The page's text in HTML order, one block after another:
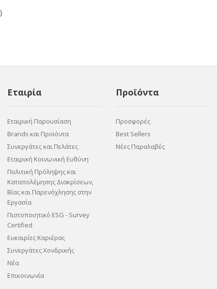
}
Εταιρία
Εταιρική Παρουσίαση
Brands και Προϊόντα
Συνεργάτες και Πελάτες
Εταιρική Κοινωνική Ευθύνη
Πολιτική Πρόληψης και
Καταπολέμησης Διακρίσεων,
Βίας και Παρενόχλησης στην
Εργασία
Πιστοποιητικό ESG - Survey
Certified
Ευκαιρίες Καριέρας
Συνεργάτες Χονδρικής
Νέα
Επικοινωνία
Προϊόντα
Προσφορές
Best Sellers
Νέες Παραλαβές